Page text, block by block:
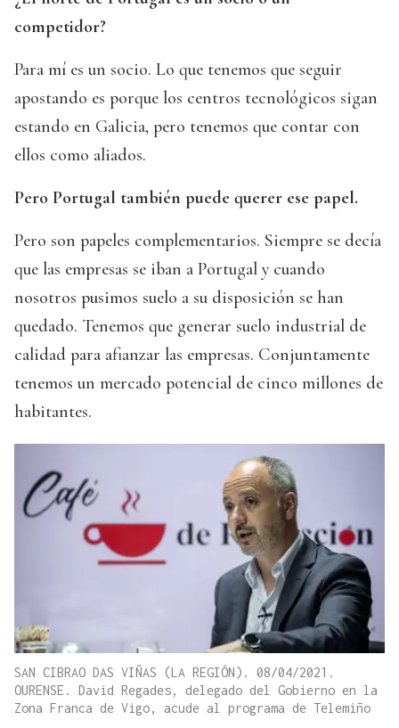
competidor?
Para mí es un socio. Lo que tenemos que seguir
apostando es porque los centros tecnológicos sigan
estando en Galicia, pero tenemos que contar con
ellos como aliados.
Pero Portugal también puede querer ese papel.
Pero son papeles complementarios. Siempre se decía
que las empresas se iban a Portugal y cuando
nosotros pusimos suelo a su disposición se han
quedado. Tenemos que generar suelo industrial de
calidad para afianzar las empresas. Conjuntamente
tenemos un mercado potencial de cinco millones de
habitantes.
SAN CIBRAO DAS VIÑAS (LA REGIÓN). 08/04/2021.
OURENSE. David Regades, delegado del Gobierno en la
Zona Franca de Vigo, acude al programa de Telemiño